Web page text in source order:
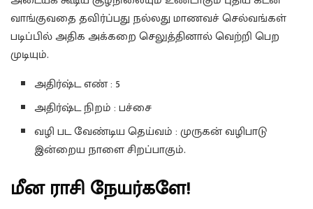
வாங்குவதை தவிர்ப்பது நல்லது மாணவச் செல்வங்கள்
படிப்பில் அதிக அக்கறை செலுத்தினால் வெற்றி பெற
முடியும்.
அதிர்ஷ்ட எண் : 5
அதிர்ஷ்ட நிறம் : பச்சை
வழி பட வேண்டிய தெய்வம் : முருகன் வழிபாடு
இன்றைய நாளை சிறப்பாகும்.
மீன ராசி நேயர்களே!